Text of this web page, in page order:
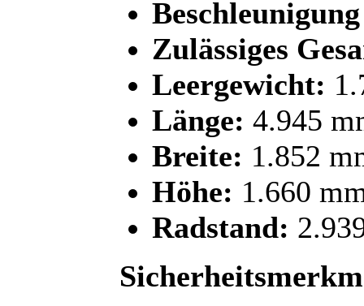
Zulässiges
Leergewicht:
Länge: 4.945
Breite: 1.852
Höhe: 1.660
Radstand: